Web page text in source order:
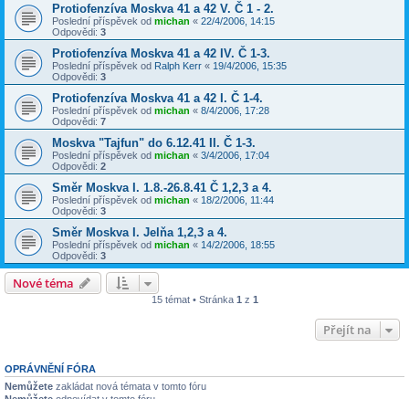
Protiofenzíva Moskva 41 a 42 V. Č 1 - 2.
Poslední příspěvek od michan « 22/4/2006, 14:15
Odpovědi: 3
Protiofenzíva Moskva 41 a 42 IV. Č 1-3.
Poslední příspěvek od Ralph Kerr « 19/4/2006, 15:35
Odpovědi: 3
Protiofenzíva Moskva 41 a 42 I. Č 1-4.
Poslední příspěvek od michan « 8/4/2006, 17:28
Odpovědi: 7
Moskva "Tajfun" do 6.12.41 II. Č 1-3.
Poslední příspěvek od michan « 3/4/2006, 17:04
Odpovědi: 2
Směr Moskva I. 1.8.-26.8.41 Č 1,2,3 a 4.
Poslední příspěvek od michan « 18/2/2006, 11:44
Odpovědi: 3
Směr Moskva I. Jelňa 1,2,3 a 4.
Poslední příspěvek od michan « 14/2/2006, 18:55
Odpovědi: 3
Nové téma
15 témat • Stránka 1 z 1
Přejít na
OPRÁVNĚNÍ FÓRA
Nemůžete zakládat nová témata v tomto fóru